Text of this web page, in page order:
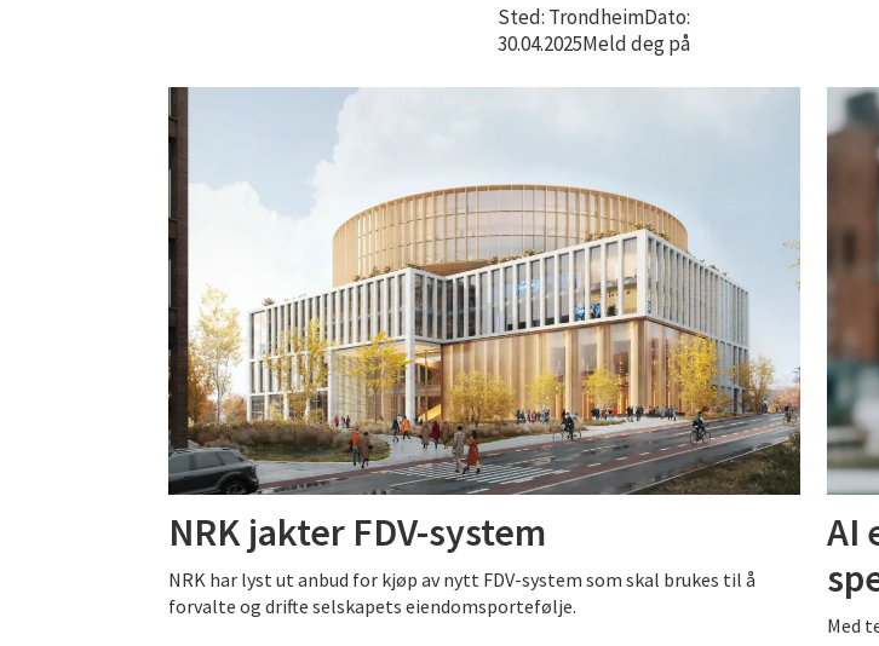
Sted: TrondheimDato:
30.04.2025Meld deg på
NRK jakter FDV-system
NRK har lyst ut anbud for kjøp av nytt FDV-system som skal brukes til å
forvalte og drifte selskapets eiendomsportefølje.
AI
Med